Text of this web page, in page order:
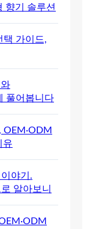
향기 솔루션
택 가이드,
풀어봅니다
유
야기.
알아보니